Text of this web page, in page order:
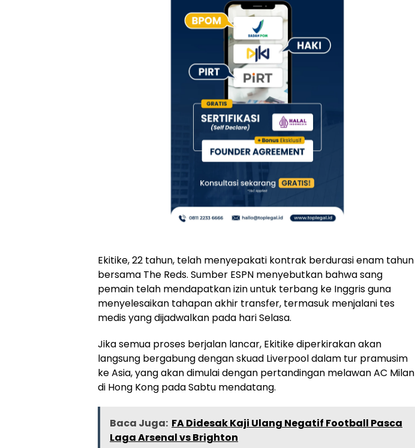
Ekitike, 22 tahun, telah menyepakati kontrak berdurasi enam tahun
bersama The Reds. Sumber ESPN menyebutkan bahwa sang
pemain telah mendapatkan izin untuk terbang ke Inggris guna
menyelesaikan tahapan akhir transfer, termasuk menjalani tes
medis yang dijadwalkan pada hari Selasa.
Jika semua proses berjalan lancar, Ekitike diperkirakan akan
langsung bergabung dengan skuad Liverpool dalam tur pramusim
ke Asia, yang akan dimulai dengan pertandingan melawan AC Milan
di Hong Kong pada Sabtu mendatang.
Baca Juga: FA Didesak Kaji Ulang Negatif Football Pasca
Laga Arsenal vs Brighton